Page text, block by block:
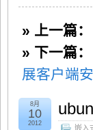
» 上一篇：
» 下一篇：
展客户端
嵌入
8月
10
2012